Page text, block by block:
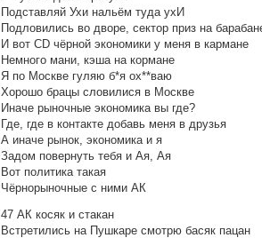
Подставляй Ухи нальём туда ухИ
Подловились во дворе, сектор приз на
И вот CD чёрной экономики у меня в кармане
Немного мани, кэша на кормане
Я по Москве гуляю б*я ох**ваю
Хорошо брацы словилися в Москве
Иначе рыночные экономика вы где?
Где, где в контакте добавь меня в друзья
А иначе рынок, экономика и я
Задом повернуть тебя и Ая, Ая
Вот политика такая
Чёрнорыночные с ними АК
47 АК косяк и стакан
Встретились на Пушкаре смотрю басяк пацан